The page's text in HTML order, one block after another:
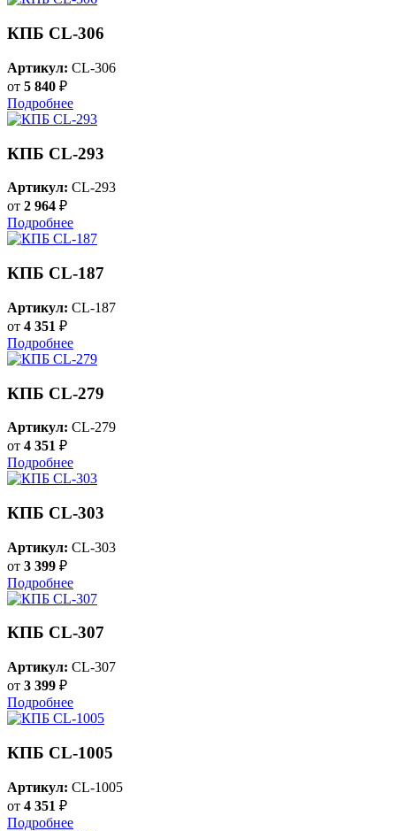
КПБ CL-306
Артикул: CL-306
от 5 840 ₽
Подробнее
КПБ CL-293
Артикул: CL-293
от 2 964 ₽
Подробнее
КПБ CL-187
Артикул: CL-187
от 4 351 ₽
Подробнее
КПБ CL-279
Артикул: CL-279
от 4 351 ₽
Подробнее
КПБ CL-303
Артикул: CL-303
от 3 399 ₽
Подробнее
КПБ CL-307
Артикул: CL-307
от 3 399 ₽
Подробнее
КПБ CL-1005
Артикул: CL-1005
от 4 351 ₽
Подробнее